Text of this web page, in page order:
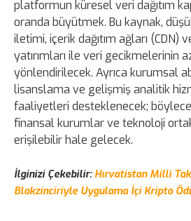
platformun küresel veri dağıtım
oranda büyütmek. Bu kaynak,
iletimi, içerik dağıtım ağları (CDN)
yatırımları ile veri gecikmelerinin
yönlendirilecek. Ayrıca kurumsal
lisanslama ve gelişmiş analitik
faaliyetleri desteklenecek;
finansal kurumlar ve teknoloji
erişilebilir hale gelecek.
İlginizi Çekebilir: Hırvatistan Milli
Blokzinciriyle Uygulama İçi Kripto